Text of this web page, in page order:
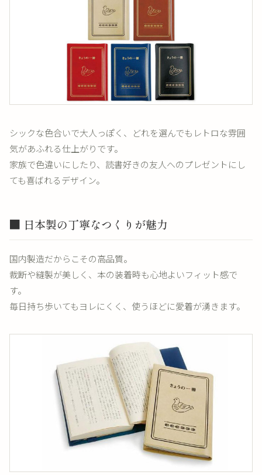
シックな色合いで大人っぽく、どれを選んでもレトロな雰囲
気があふれる仕上がりです。
家族で色違いにしたり、読書好きの友人へのプレゼントにし
ても喜ばれるデザイン。
■ 日本製の丁寧なつくりが魅力
国内製造だからこその高品質。
裁断や縫製が美しく、本の装着時も心地よいフィット感で
す。
毎日持ち歩いてもヨレにくく、使うほどに愛着が湧きます。